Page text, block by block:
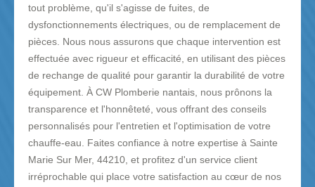
tout problème, qu'il s'agisse de fuites, de
dysfonctionnements électriques, ou de remplacement de
pièces. Nous nous assurons que chaque intervention est
effectuée avec rigueur et efficacité, en utilisant des pièces
de rechange de qualité pour garantir la durabilité de votre
équipement. À CW Plomberie nantais, nous prônons la
transparence et l'honnêteté, vous offrant des conseils
personnalisés pour l'entretien et l'optimisation de votre
chauffe-eau. Faites confiance à notre expertise à Sainte
Marie Sur Mer, 44210, et profitez d'un service client
irréprochable qui place votre satisfaction au cœur de nos